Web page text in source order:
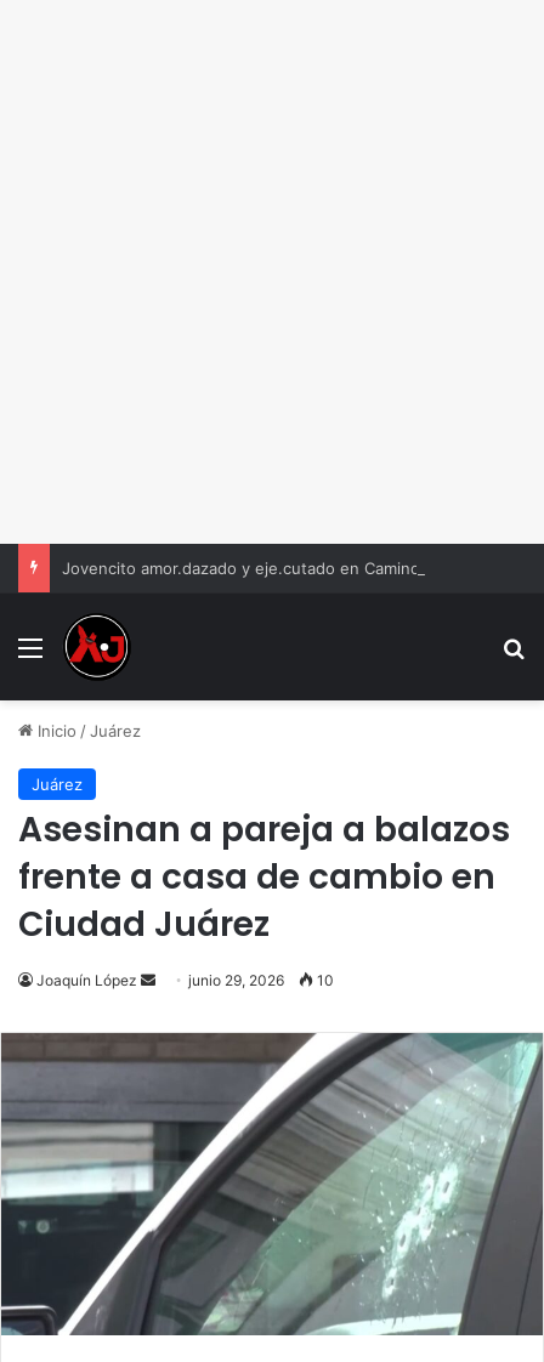
Jovencito amor.dazado y eje.cutado en Camino Real
Menu
Inicio /Juárez
Juárez
Asesinan a pareja a balazos
frente a casa de cambio en
Ciudad Juárez
Joaquín López
Send
email
junio 29, 2026 10